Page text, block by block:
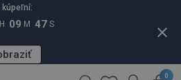
kúpeľní:
H 09 M 46 S close
0